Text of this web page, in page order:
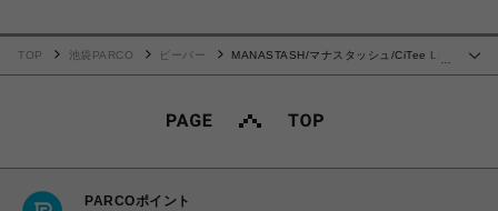
TOP 池袋PARCO ビーバー
MANASTASH/マナスタッシュ/CiTee L/S
PARCOポイント